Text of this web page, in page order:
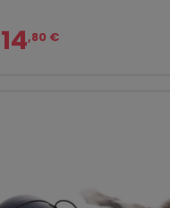
14,80 €